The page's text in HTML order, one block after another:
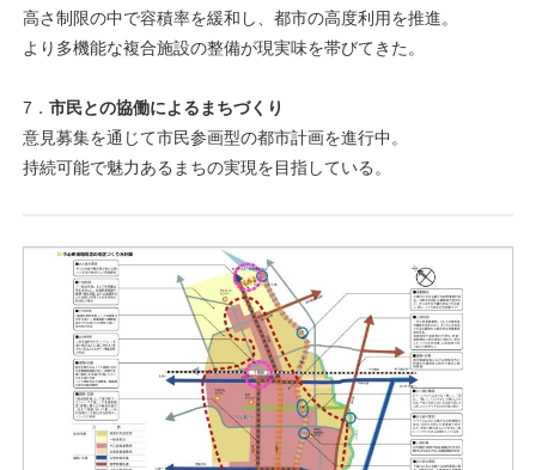
高さ制限の中で容積率を緩和し、都市の高度利用を推進。
より多機能な複合施設の整備が現実味を帯びてきた。
7． 市民との協働によるまちづくり
意見募集を通じて市民参画型の都市計画を進行中。
持続可能で魅力あるまちの実現を目指している。